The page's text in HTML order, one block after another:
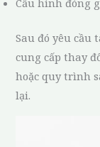
Cấu hình đóng
Sau đó yêu
cung cấp thay
hoặc quy trình
lại.